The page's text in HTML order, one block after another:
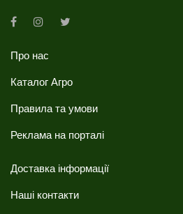
Про нас
Каталог Агро
Правила та умови
Реклама на порталі
Доставка інформації
Наші контакти